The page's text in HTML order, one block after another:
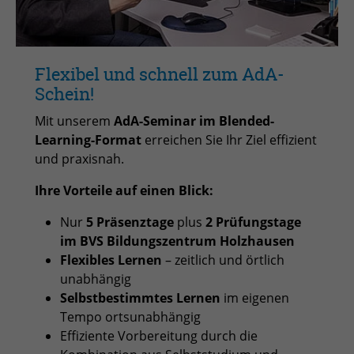
Flexibel und schnell zum AdA-
Schein!
Mit unserem AdA-Seminar im Blended-
Learning-Format erreichen Sie Ihr Ziel effizient
und praxisnah.
Ihre Vorteile auf einen Blick:
Nur 5 Präsenztage plus 2 Prüfungstage
im BVS Bildungszentrum Holzhausen
Flexibles Lernen – zeitlich und örtlich
unabhängig
Selbstbestimmtes Lernen im eigenen
Tempo ortsunabhängig
Effiziente Vorbereitung durch die